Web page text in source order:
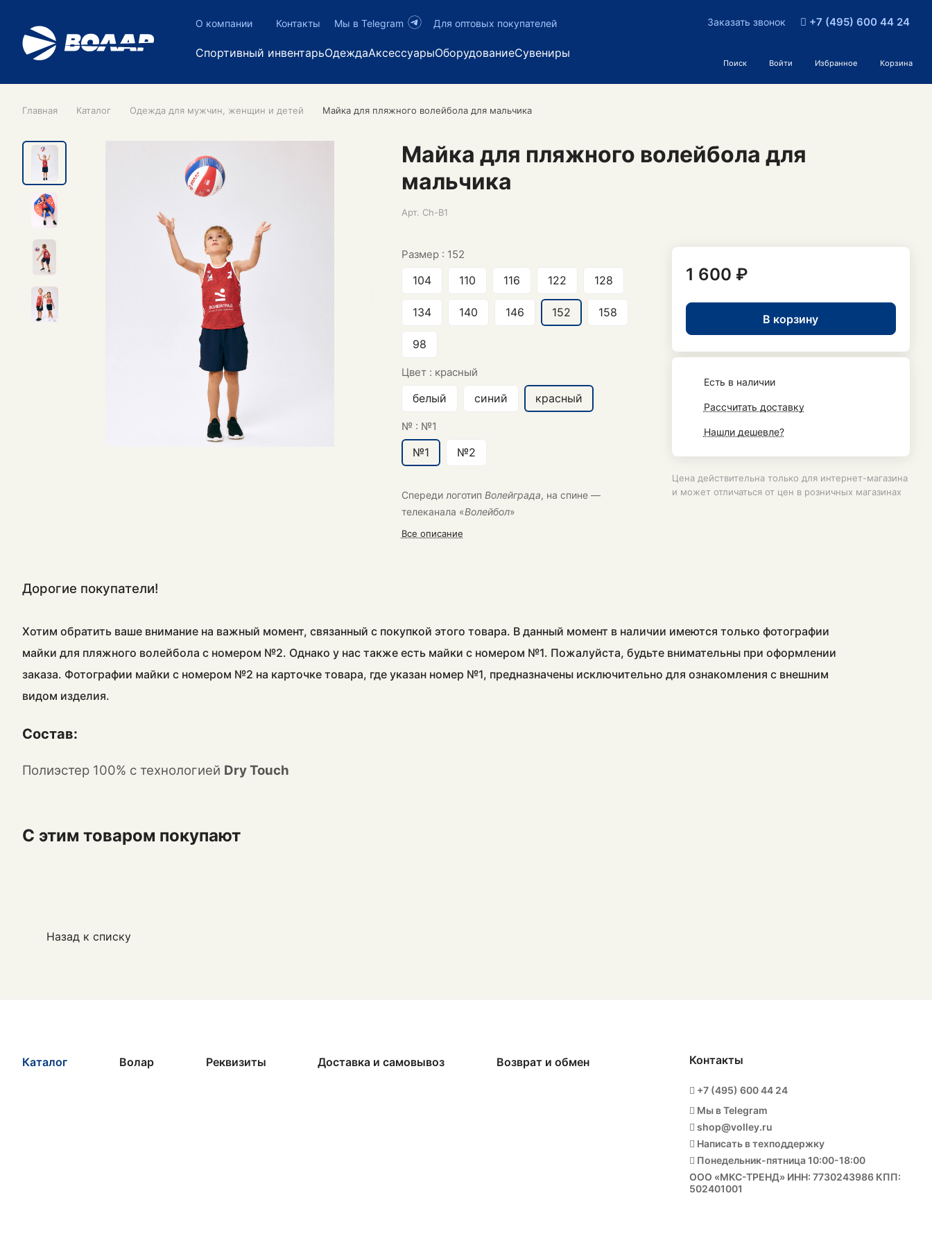
О компании Контакты Мы в Telegram Для оптовых покупателей
Спортивный инвентарьОдеждаАксессуарыОборудованиеСувениры
Заказать звонок +7 (495) 600 44 24
Поиск Войти Избранное Корзина
Главная Каталог Одежда для мужчин, женщин и детей Майка для пляжного волейбола для мальчика
Майка для пляжного волейбола для
мальчика
Арт. Ch-B1
Размер : 152
104 110 116 122 128
134 140 146 152 158
98
Цвет : красный
белый синий красный
№ : №1
№1 №2
Спереди логотип Волейграда, на спине —
телеканала «Волейбол»
Все описание
1 600 ₽
В корзину
Есть в наличии
Рассчитать доставку
Нашли дешевле?
Цена действительна только для интернет-магазина
и может отличаться от цен в розничных магазинах
Дорогие покупатели!
Хотим обратить ваше внимание на важный момент, связанный с покупкой этого товара. В данный момент в наличии имеются только фотографии
майки для пляжного волейбола с номером №2. Однако у нас также есть майки с номером №1. Пожалуйста, будьте внимательны при оформлении
заказа. Фотографии майки с номером №2 на карточке товара, где указан номер №1, предназначены исключительно для ознакомления с внешним
видом изделия.
Состав:
Полиэстер 100% с технологией Dry Touch
С этим товаром покупают
Назад к списку
Каталог Волар Реквизиты Доставка и самовывоз Возврат и обмен Контакты
+7 (495) 600 44 24
Мы в Telegram
shop@volley.ru
Написать в техподдержку
Понедельник-пятница 10:00-18:00
ООО «МКС-ТРЕНД» ИНН: 7730243986 КПП:
502401001